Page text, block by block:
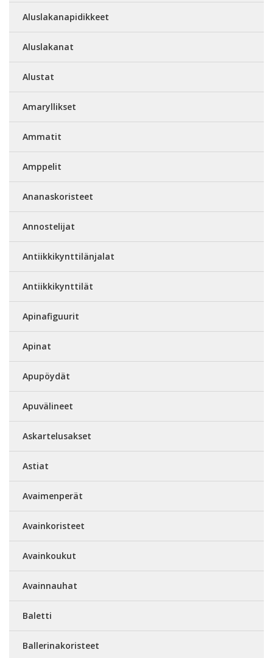
Aluslakanapidikkeet
Aluslakanat
Alustat
Amaryllikset
Ammatit
Amppelit
Ananaskoristeet
Annostelijat
Antiikkikynttilänjalat
Antiikkikynttilät
Apinafiguurit
Apinat
Apupöydät
Apuvälineet
Askartelusakset
Astiat
Avaimenperät
Avainkoristeet
Avainkoukut
Avainnauhat
Baletti
Ballerinakoristeet